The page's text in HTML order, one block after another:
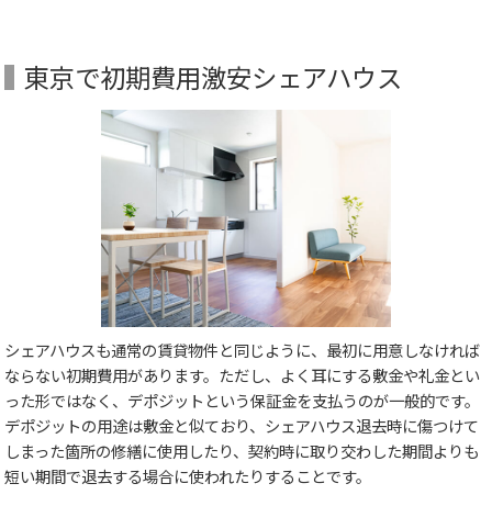
東京で初期費用激安シェアハウス
シェアハウスも通常の賃貸物件と同じように、最初に用意しなければ
ならない初期費用があります。ただし、よく耳にする敷金や礼金とい
った形ではなく、デポジットという保証金を支払うのが一般的です。
デポジットの用途は敷金と似ており、シェアハウス退去時に傷つけて
しまった箇所の修繕に使用したり、契約時に取り交わした期間よりも
短い期間で退去する場合に使われたりすることです。